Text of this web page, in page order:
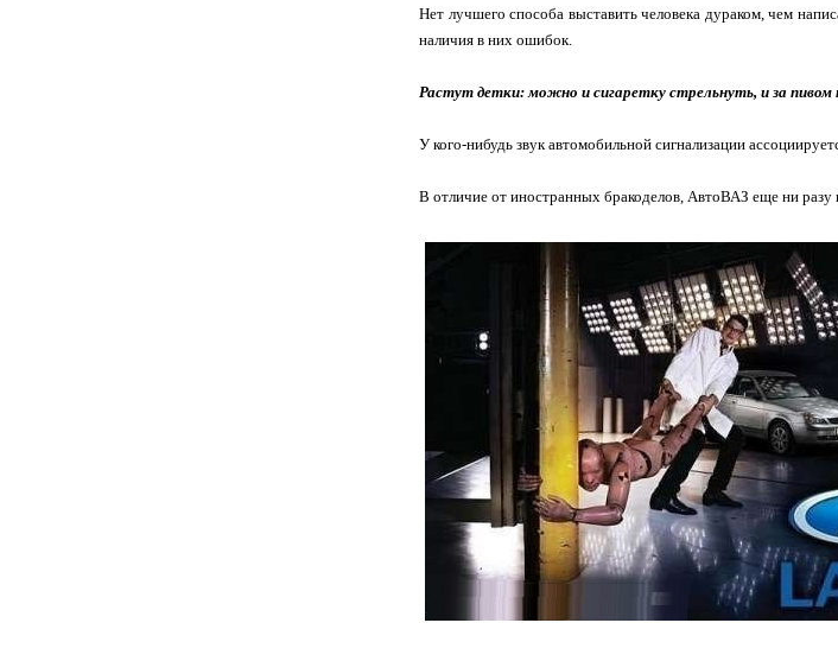
Нет лучшего способа выставить человека дураком, чем
наличия в них ошибок.
Растут детки: можно и сигаретку стрельнуть, и за
У кого-нибудь звук автомобильной сигнализации
В отличие от иностранных бракоделов, АвтоВАЗ еще ни разу